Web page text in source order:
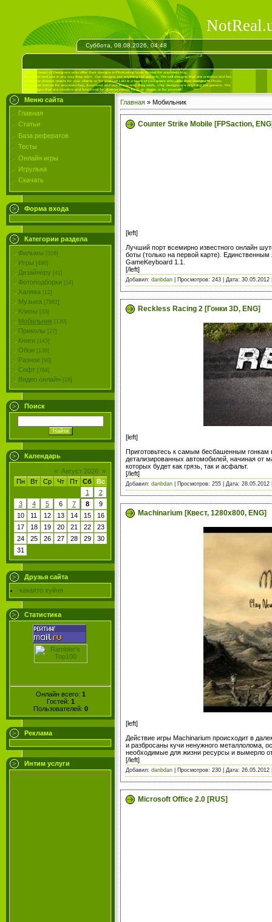
Суббота, 08.08.2026, 04:48
Меню сайта
Главная
Статьи
База рефератов
Тесты
Онлайн игры
Игрулька
Скачать
Форма входа
Категории раздела
Фильмы
[316]
Игры [496]
Дизайнеру [41]
Фотоподборки [14]
Халява [12]
Музыка [7981]
Клипы [33]
Мобильник [130]
Приколы [27]
Книги [143]
Обои [136]
Разное [90]
Софт [764]
Видео онлайн [18]
Поиск
Календарь
« Август 2026 »
Пн
Вт Ср Чт Пт Сб
Вс
1
2
3
4 5 6 7 8
9
10
11 12 13 14 15
16
17
18 19 20 21 22
23
24
25 26 27 28 29
30
31
Друзья сайта
какаято хуйня
Статистика
Онлайн всего: 1
Гостей: 1
Пользователей: 0
Реклама
Интим услуги
Главная » Мобильник
Counter Strike Mobile [FPSaction,
[left]
Лучший порт вcемирно известного онлайн
боты (только на первой карте).
GameKeyboard 1.1.
[/left]
Добавил: danbdan | Просмотров: 243 | Дата: 30.05.2012
Reckless Racing 2 [Гонки 3D, ENG]
[left]
Приготовьтесь к самым бесбашенным гонкам
детализированных автомобилей, начиная от
которых будет как грязь, так и асфальт.
[/left]
Добавил: danbdan | Просмотров: 255 | Дата: 28.05.2012
Machinarium [Квест, 1280x800, ENG]
[left]
Действие игры Machinarium происходит в
и разбросаны кучи ненужного металлолома,
необходимые для жизни ресурсы и вымерло
[/left]
Добавил: danbdan | Просмотров: 230 | Дата: 26.05.2012
Microsoft Office 2.0 [RUS]